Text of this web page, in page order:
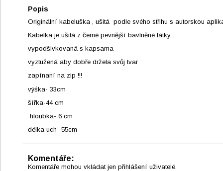
Popis
Originální kabeluška , ušitá podle svého střihu s autorskou
Kabelka je ušitá z černé pevnější bavlněné látky .
vypodšivkovaná s kapsama
vyztužená aby dobře držela svůj tvar
zapínaní na zip !!!
výśka- 33cm
šířka-44 cm
hloubka- 6 cm
délka uch -55cm
Komentáře:
Komentáře mohou vkládat jen přihlášení uživatelé.